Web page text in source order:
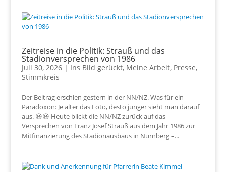
Zeitreise in die Politik: Strauß und das
Stadionversprechen von 1986
Juli 30, 2026| Ins Bild gerückt, Meine Arbeit, Presse,
Stimmkreis
Der Beitrag erschien gestern in der NN/NZ. Was für ein
Paradoxon: Je älter das Foto, desto jünger sieht man darauf
aus. 😃😃 Heute blickt die NN/NZ zurück auf das
Versprechen von Franz Josef Strauß aus dem Jahr 1986 zur
Mitfinanzierung des Stadionausbaus in Nürnberg –...